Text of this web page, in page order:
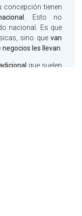
tienen
. Esto no
nacional. Es que
sino quevan
les llevan
que suelen